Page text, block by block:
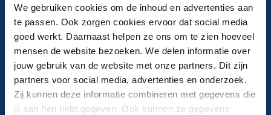
We gebruiken cookies om de inhoud en advertenties aan
te passen. Ook zorgen cookies ervoor dat social media
goed werkt. Daarnaast helpen ze ons om te zien hoeveel
mensen de website bezoeken. We delen informatie over
jouw gebruik van de website met onze partners. Dit zijn
partners voor social media, advertenties en onderzoek.
Zij kunnen deze informatie combineren met gegevens die
jij aan hen hebt gegeven. Ook kunnen ze gegevens
Algemeen telefoonnummer
088 22 99 222
Maandag t/m vrijdag van 08.00-17.00 uur